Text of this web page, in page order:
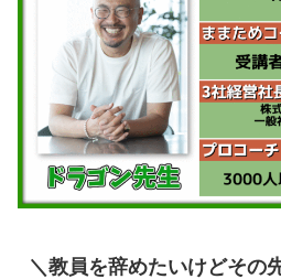
＼教員を辞めたいけどその